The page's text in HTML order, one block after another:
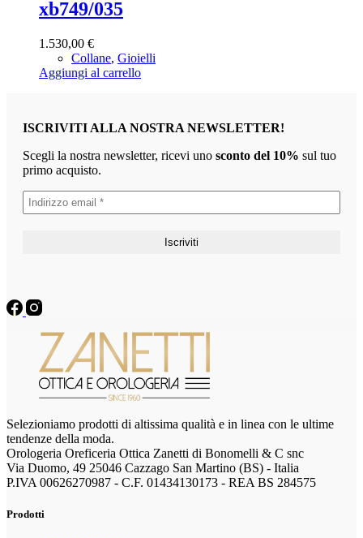
xb749/035
1.530,00 €
Collane, Gioielli
Aggiungi al carrello
ISCRIVITI ALLA NOSTRA NEWSLETTER!
Scegli la nostra newsletter, ricevi uno sconto del 10% sul tuo
primo acquisto.
Selezioniamo prodotti di altissima qualità e in linea con le ultime
tendenze della moda.
Orologeria Oreficeria Ottica Zanetti di Bonomelli & C snc
Via Duomo, 49 25046 Cazzago San Martino (BS) - Italia
P.IVA 00626270987 - C.F. 01434130173 - REA BS 284575
Prodotti